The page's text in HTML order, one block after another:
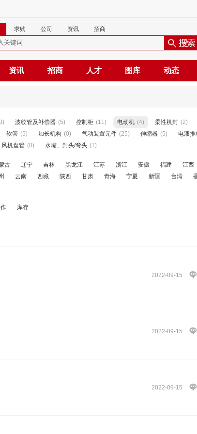
求购 公司 资讯 招商
资讯 招商 人才 图库 动态
波纹管及补偿器 (5) 控制柜 (11) 电动机 (4) 柔性机封 (2)
软管 (5) 加长机构 (0) 气动装置元件 (25) 伸缩器 (5) 电液推
风机盘管 (0) 水嘴、封头/弯头 (1)
古 辽宁 吉林 黑龙江 江苏 浙江 安徽 福建 江西
云南 西藏 陕西 甘肃 青海 宁夏 新疆 台湾
库存
2022-09-15
2022-09-15
2022-09-15